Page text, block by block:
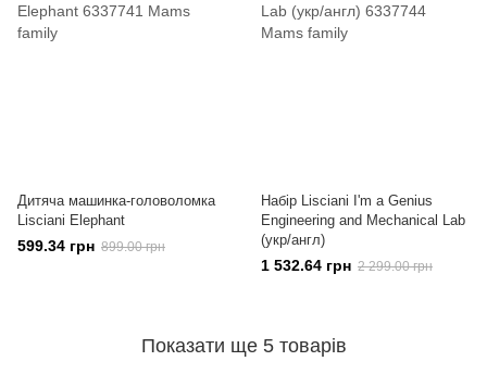
Дитяча машинка-головоломка
Lisciani Elephant
599.34 грн 899.00 грн
Набір Lisciani I'm a Genius
Engineering and Mechanical Lab
(укр/англ)
1 532.64 грн 2 299.00 грн
Показати ще 5 товарів